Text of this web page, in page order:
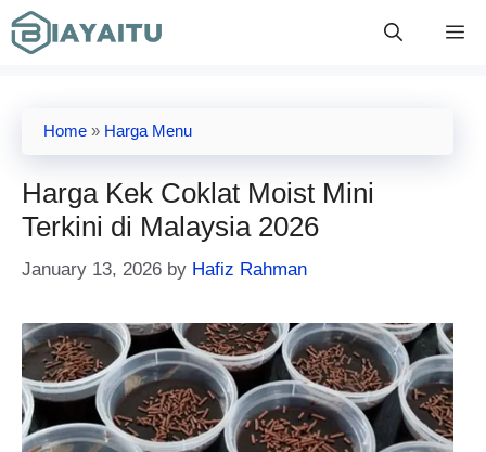
Skip
to
Home » Harga Menu
Harga Kek Coklat Moist Mini
Terkini di Malaysia 2026
January 13, 2026 by Hafiz Rahman